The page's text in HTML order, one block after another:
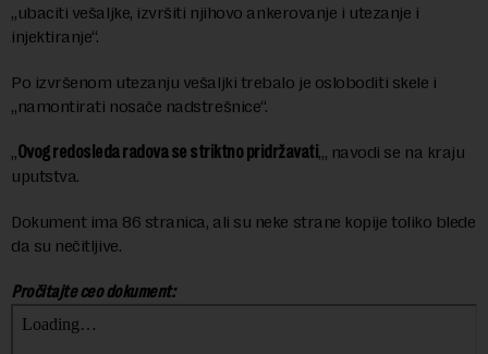
„ubaciti vešaljke, izvršiti njihovo ankerovanje i utezanje i
injektiranje“.
Po izvršenom utezanju vešaljki trebalo je osloboditi skele i
„namontirati nosače nadstrešnice“.
„Ovog redosleda radova se striktno pridržavati„, navodi se na kraju
uputstva.
Dokument ima 86 stranica, ali su neke strane kopije toliko blede
da su nečitljive.
Pročitajte ceo dokument: